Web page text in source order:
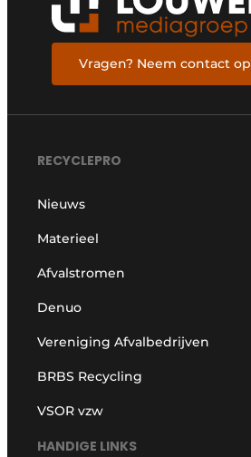
Vragen? Neem contact op
RECYCLEPRO
Nieuws
Materieel
Afvalstromen
Denuo
Vereniging Afvalbedrijven
BRBS Recycling
VSOR vzw
HANDIGE LINKS